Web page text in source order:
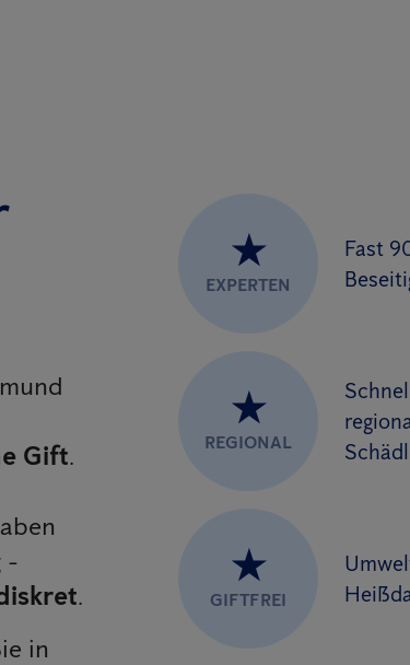
Gift.
-
.
in
★
EXPERTEN
Fast
★
REGIONAL
★
GIFTFREI